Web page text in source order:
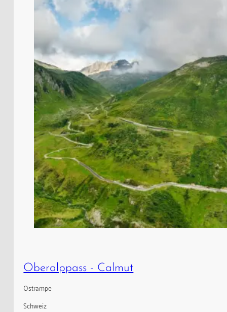
Oberalppass - Calmut
Ostrampe
Schweiz